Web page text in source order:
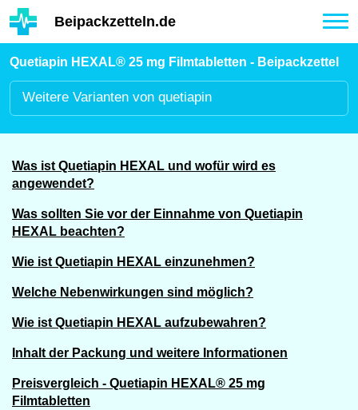
Hauptinhalt
Beipackzetteln.de
Quetiapin HEXAL® 25 mg Filmtabletten - Beipackzettel
Weitere Varianten von quetiapin
Was ist Quetiapin HEXAL und wofür wird es
angewendet?
Was sollten Sie vor der Einnahme von Quetiapin
HEXAL beachten?
Wie ist Quetiapin HEXAL einzunehmen?
Welche Nebenwirkungen sind möglich?
Wie ist Quetiapin HEXAL aufzubewahren?
Inhalt der Packung und weitere Informationen
Preisvergleich - Quetiapin HEXAL® 25 mg
Filmtabletten